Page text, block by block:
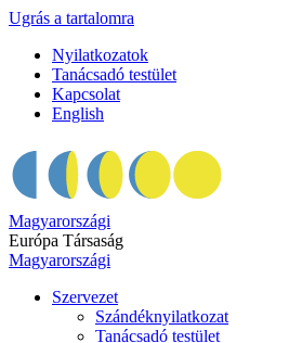
Ugrás a tartalomra
Nyilatkozatok
Tanácsadó testület
Kapcsolat
English
Magyarországi
Európa Társaság
Magyarországi
Szervezet
Szándéknyilatkozat
Tanácsadó testület